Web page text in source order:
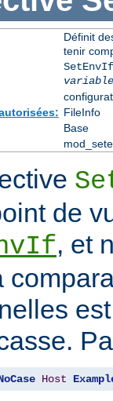
Définit
tenir
variable
FileInfo
Base
de
, et
Host